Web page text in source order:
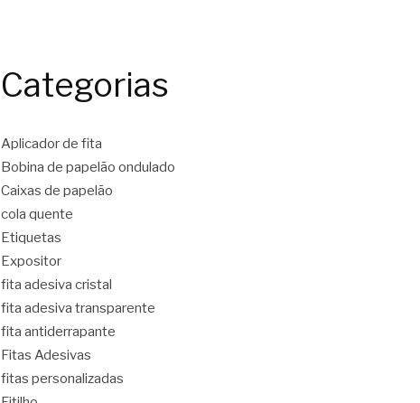
Categorias
Aplicador de fita
Bobina de papelão ondulado
Caixas de papelão
cola quente
Etiquetas
Expositor
fita adesiva cristal
fita adesiva transparente
fita antiderrapante
Fitas Adesivas
fitas personalizadas